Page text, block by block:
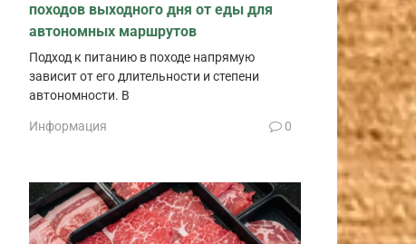
походов выходного дня от еды для
автономных маршрутов
Подход к питанию в походе напрямую
зависит от его длительности и степени
автономности. В
Информация 0